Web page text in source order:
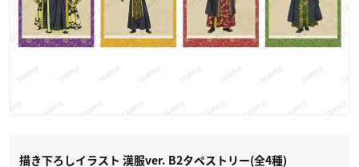
描き下ろしイラスト 漢服ver. B2タペストリー(全4種)